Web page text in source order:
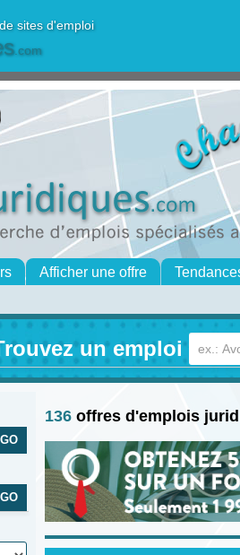
sites d'emploi
.com
Afficher une offre
un emploi
136 offres d'emplois